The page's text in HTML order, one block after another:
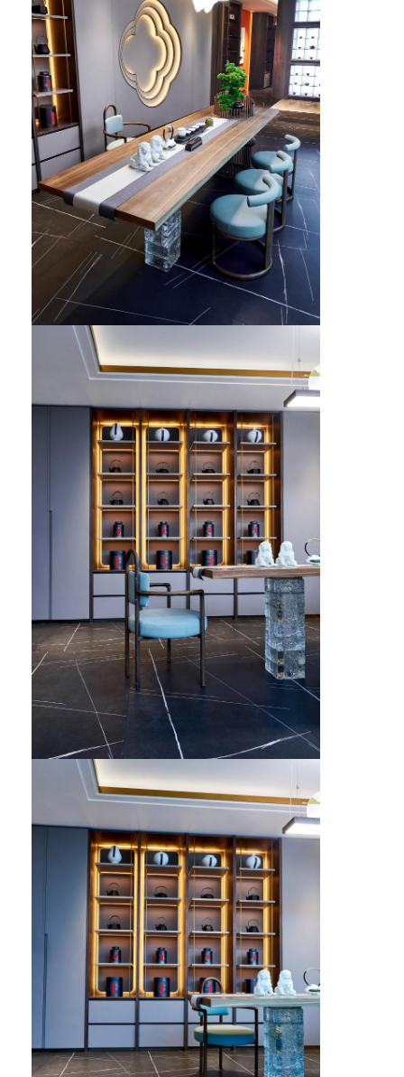
होटल का फर्नीचर
विला फर्नीचर
अपार्टमेंट फर्नीचर
वाणिज्यिक क्लब फर्नीचर
भोजन कक्ष का फर्नीचर
कार्यालय के फर्नीचर
फर्नीचर फिक्स्चर
गद्दी लगा फर्नीचर